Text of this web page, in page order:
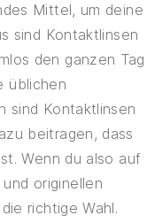
Mittel, um deine
sind Kontaktlinsen
den ganzen Tag
üblichen
sind Kontaktlinsen
beitragen, dass
Wenn du also auf
originellen
richtige Wahl.